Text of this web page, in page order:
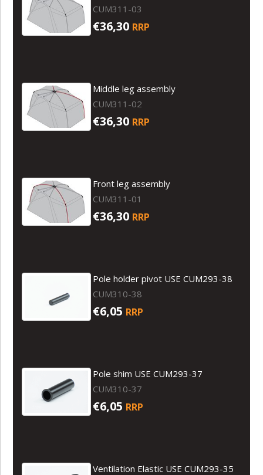
CUM311-03
€36,30 RRP
Middle leg assembly
CUM311-02
€36,30 RRP
Front leg assembly
CUM311-01
€36,30 RRP
Pole holder pivot USE CUM293-38
CUM310-38
€6,05 RRP
Pole shim USE CUM293-37
CUM310-37
€6,05 RRP
Ventilation Elastic USE CUM293-35